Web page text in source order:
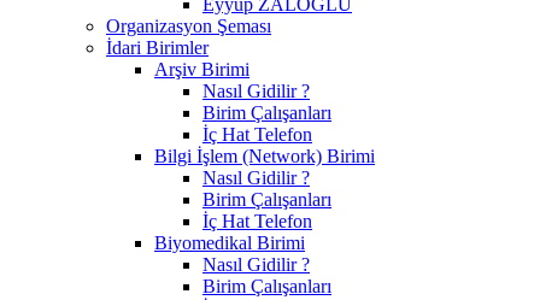
Organizasyon Şeması
İdari Birimler
Arşiv Birimi
Nasıl Gidilir ?
Birim Çalışanları
İç Hat Telefon
Bilgi İşlem (Network) Birimi
Nasıl Gidilir ?
Birim Çalışanları
İç Hat Telefon
Biyomedikal Birimi
Nasıl Gidilir ?
Birim Çalışanları